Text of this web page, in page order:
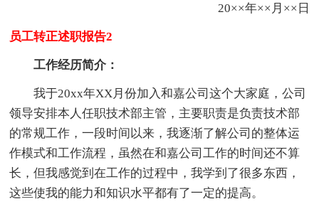
20××年××月××日
员工转正述职报告2
工作经历简介：
我于20xx年XX月份加入和嘉公司这个大家庭，公司
领导安排本人任职技术部主管，主要职责是负责技术部
的常规工作，一段时间以来，我逐渐了解公司的整体运
作模式和工作流程，虽然在和嘉公司工作的时间还不算
长，但我感觉到在工作的过程中，我学到了很多东西，
这些使我的能力和知识水平都有了一定的提高。